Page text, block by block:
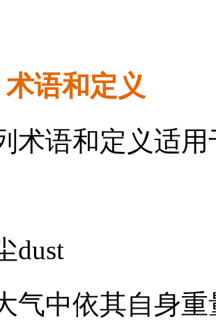
术语和定义
语和定义适用
中依其自身重